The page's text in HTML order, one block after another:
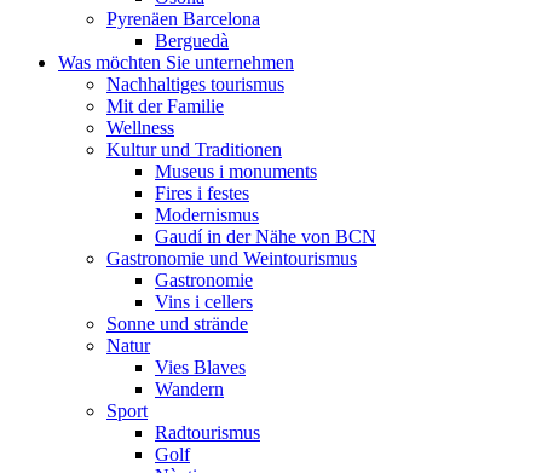
Pyrenäen Barcelona
Berguedà
Was möchten Sie unternehmen
Nachhaltiges tourismus
Mit der Familie
Wellness
Kultur und Traditionen
Museus i monuments
Fires i festes
Modernismus
Gaudí in der Nähe von BCN
Gastronomie und Weintourismus
Gastronomie
Vins i cellers
Sonne und strände
Natur
Vies Blaves
Wandern
Sport
Radtourismus
Golf